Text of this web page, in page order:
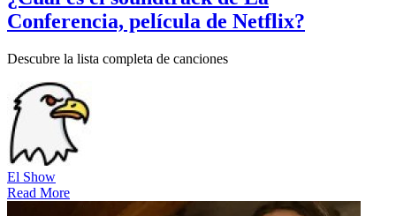
Conferencia, película de Netflix?
Descubre la lista completa de canciones
El Show
Read More